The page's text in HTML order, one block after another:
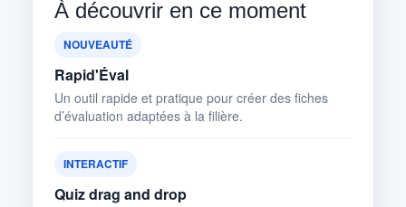
À découvrir en ce moment
NOUVEAUTÉ
Rapid'Éval
Un outil rapide et pratique pour créer des fiches
d’évaluation adaptées à la filière.
INTERACTIF
Quiz drag and drop